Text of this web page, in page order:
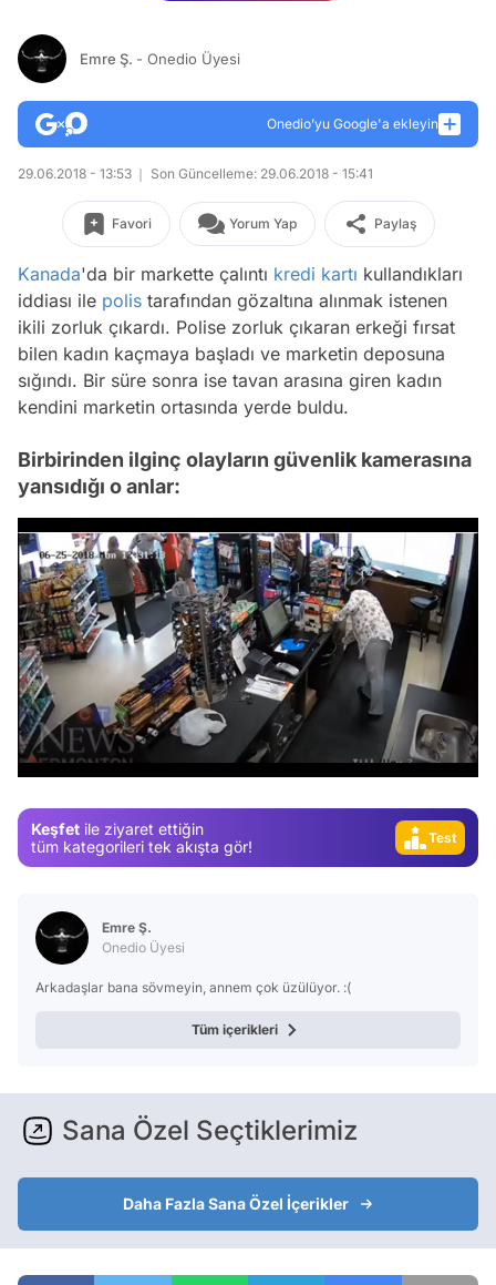
Emre Ş. - Onedio Üyesi
Onedio’yu Google'a ekleyin
29.06.2018 - 13:53 Son Güncelleme: 29.06.2018 - 15:41
Favori Yorum Yap Paylaş
Kanada'da bir markette çalıntı kredi kartı kullandıkları
iddiası ile polis tarafından gözaltına alınmak istenen
ikili zorluk çıkardı. Polise zorluk çıkaran erkeği fırsat
bilen kadın kaçmaya başladı ve marketin deposuna
sığındı. Bir süre sonra ise tavan arasına giren kadın
kendini marketin ortasında yerde buldu.
Birbirinden ilginç olayların güvenlik kamerasına
yansıdığı o anlar:
/
Keşfet ile ziyaret ettiğin
tüm kategorileri tek akışta gör!
Video
Test
Gündem
Magazin
Test
Emre Ş.
Onedio Üyesi
Arkadaşlar bana sövmeyin, annem çok üzülüyor. :(
Tüm içerikleri
Sana Özel Seçtiklerimiz
Daha Fazla Sana Özel İçerikler